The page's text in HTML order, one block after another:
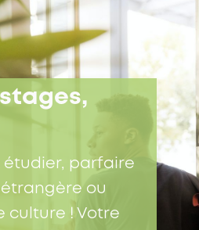
étudier, parfaire
ou
culture ! Votre